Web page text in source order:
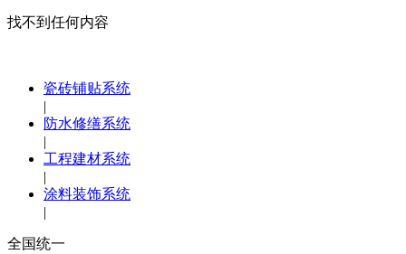
找不到任何内容
瓷砖铺贴系统
|
防水修缮系统
|
工程建材系统
|
涂料装饰系统
|
全国统一